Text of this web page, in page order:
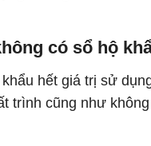
có sổ hộ
hết giá trị sử
trình cũng như